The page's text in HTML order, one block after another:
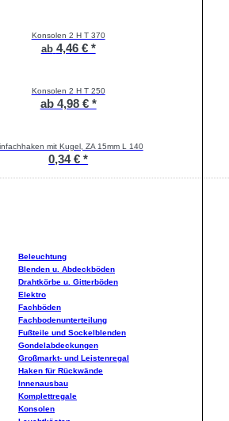
Konsolen 2 H T 370
ab 4,46 € *
Konsolen 2 H T 250
ab 4,98 € *
mit Kugel, ZA 15mm L 140
0,34 € *
Beleuchtung
Blenden u. Abdeckböden
Drahtkörbe u. Gitterböden
Elektro
Fachböden
Fachbodenunterteilung
Fußteile und Sockelblenden
Gondelabdeckungen
Großmarkt- und Leistenregal
Haken für Rückwände
Innenausbau
Komplettregale
Konsolen